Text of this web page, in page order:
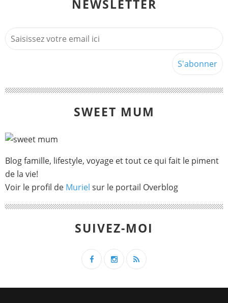
NEWSLETTER
SWEET MUM
Blog famille, lifestyle, voyage et tout ce qui fait le piment
de la vie!
Voir le profil de Muriel sur le portail Overblog
SUIVEZ-MOI